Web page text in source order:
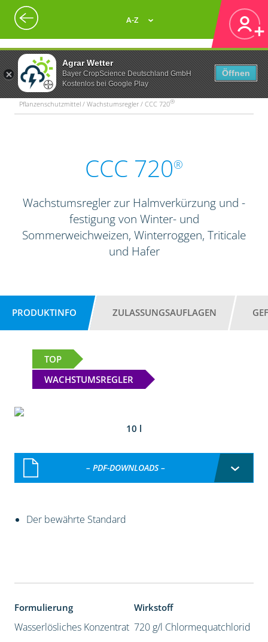
Agrar Wetter
Bayer CropScience Deutschland GmbH
Kostenlos bei Google Play
Öffnen
A-Z
Pflanzenschutzmittel / Wachstumsregler / CCC 720®
CCC 720®
Wachstumsregler zur Halmverkürzung und -
festigung von Winter- und
Sommerweichweizen, Winterroggen, Triticale
und Hafer
PRODUKTINFO ZULASSUNGSAUFLAGEN
TOP
WACHSTUMSREGLER
10 l
– PDF-DOWNLOADS –
Der bewährte Standard
Formulierung
Wasserlösliches Konzentrat
Wirkstoff
720 g/l Chlormequatchlorid